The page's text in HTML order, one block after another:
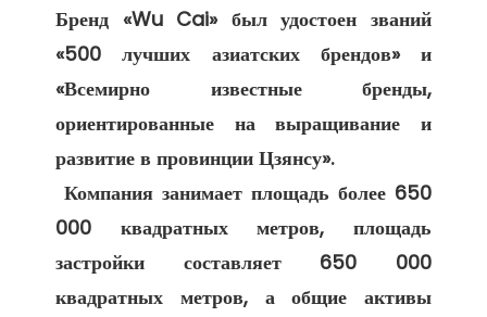
Бренд «Wu Cai» был удостоен званий
«500 лучших азиатских брендов» и
«Всемирно известные бренды,
ориентированные на выращивание и
развитие в провинции Цзянсу».
Компания занимает площадь более 650
000 квадратных метров, площадь
застройки составляет 650 000
квадратных метров, а общие активы